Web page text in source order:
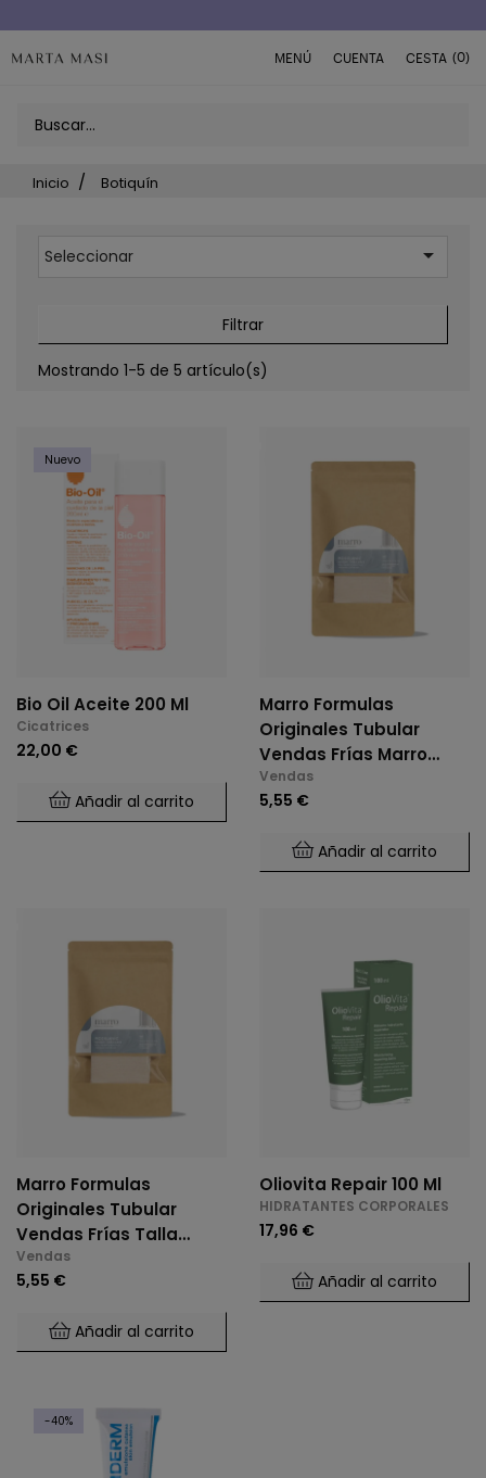
MENÚ CUENTA CESTA (0)
Inicio Botiquín
Seleccionar 
Filtrar
Mostrando 1-5 de 5 artículo(s)
Nuevo
Bio Oil Aceite 200 Ml
Cicatrices
22,00 €
Añadir al carrito
Marro Formulas
Originales Tubular
Vendas Frías Marro
Talla Normal
Vendas
5,55 €
Añadir al carrito
Marro Formulas
Originales Tubular
Vendas Frías Talla
Grande
Vendas
5,55 €
Añadir al carrito
Oliovita Repair 100 Ml
HIDRATANTES CORPORALES
17,96 €
Añadir al carrito
-40%